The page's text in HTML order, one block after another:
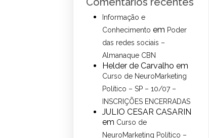
Informação e
Conhecimento em Poder
das redes sociais –
Almanaque CBN
Helder de Carvalho em
Curso de NeuroMarketing
Político – SP – 10/07 –
INSCRIÇÕES ENCERRADAS
JULIO CESAR CASARIN
em Curso de
NeuroMarketing Político –